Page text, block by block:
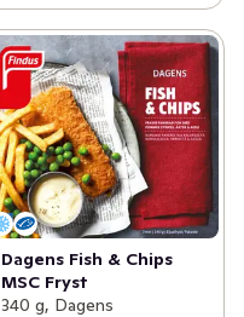
Dagens Fish & Chips
MSC Fryst
340 g, Dagens